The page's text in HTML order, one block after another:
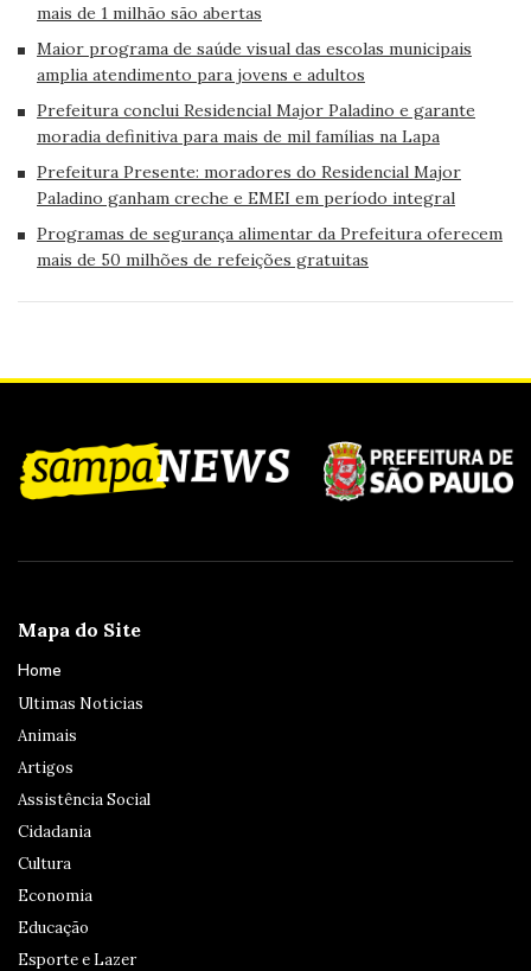
mais de 1 milhão são abertas
Maior programa de saúde visual das escolas municipais
amplia atendimento para jovens e adultos
Prefeitura conclui Residencial Major Paladino e garante
moradia definitiva para mais de mil famílias na Lapa
Prefeitura Presente: moradores do Residencial Major
Paladino ganham creche e EMEI em período integral
Programas de segurança alimentar da Prefeitura oferecem
mais de 50 milhões de refeições gratuitas
Mapa do Site
Home
Ultimas Noticias
Animais
Artigos
Assistência Social
Cidadania
Cultura
Economia
Educação
Esporte e Lazer